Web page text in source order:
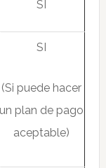
SI
SI
(Si puede hacer
un plan de pago
aceptable)